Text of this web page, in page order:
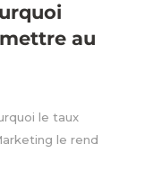
au
le taux
le rend